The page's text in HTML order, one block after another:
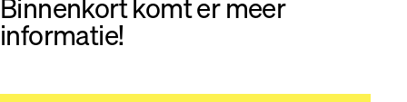
informatie!